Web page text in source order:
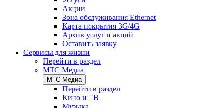
Акции
Зона обслуживания Ethernet
Карта покрытия 3G/4G
Архив услуг и акций
Оставить заявку
Сервисы для жизни
Перейти в раздел
МТС Медиа
МТС Медиа
Перейти в раздел
Кино и ТВ
Музыка